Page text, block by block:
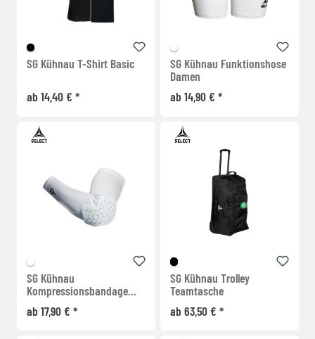
SG Kühnau T-Shirt Basic
ab 14,40 € *
SG Kühnau Funktionshose
Damen
ab 14,90 € *
SG Kühnau
Kompressionsbandage
ab 17,90 € *
SG Kühnau Trolley
Teamtasche
ab 63,50 € *